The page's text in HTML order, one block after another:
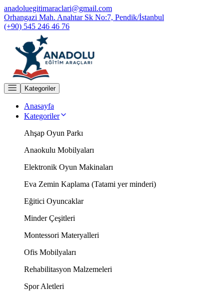
anadoluegitimaraclari@gmail.com
Orhangazi Mah. Anahtar Sk No:7, Pendik/İstanbul
(+90) 545 246 46 76
Kategoriler
Anasayfa
Kategoriler
Ahşap Oyun Parkı
Anaokulu Mobilyaları
Elektronik Oyun Makinaları
Eva Zemin Kaplama (Tatami yer minderi)
Eğitici Oyuncaklar
Minder Çeşitleri
Montessori Materyalleri
Ofis Mobilyaları
Rehabilitasyon Malzemeleri
Spor Aletleri